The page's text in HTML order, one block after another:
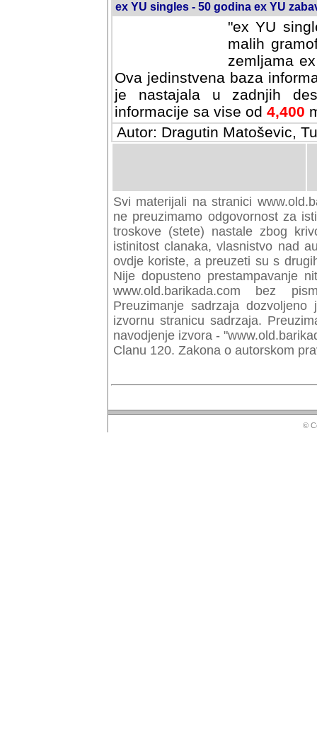
ex YU singles - 50 godina ex YU
"ex YU
malih
zemljama
Ova jedinstvena baza
je nastajala u zadnjih
informacije sa vise od 4,400
Autor: Dragutin Matoševic,
Svi materijali na stranici
preuzimamo odgovornost za
troskove (stete) nastale zbog
istinitost clanaka, vlasnistvo nad
ovdje koriste, a preuzeti su s
Nije dopusteno prestampavanje
www.old.barikada.com bez
Preuzimanje sadrzaja
izvornu stranicu sadrzaja.
navodjenje izvora -
Clanu 120. Zakona o autorskom
©